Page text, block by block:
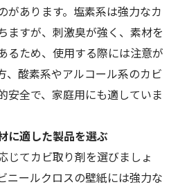
があります。塩素系は強力なカ
ますが、刺激臭が強く、素材を
るため、使用する際には注意が
、酸素系やアルコール系のカビ
安全で、家庭用にも適していま
に適した製品を選ぶ
じてカビ取り剤を選びましょ
ニールクロスの壁紙には強力な